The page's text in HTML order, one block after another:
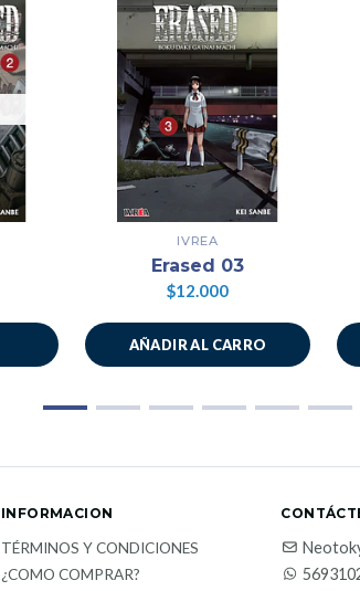
IVREA
Erased 03
$12.000
AÑADIR AL CARRO
INFORMACION
TÉRMINOS Y CONDICIONES
¿COMO COMPRAR?